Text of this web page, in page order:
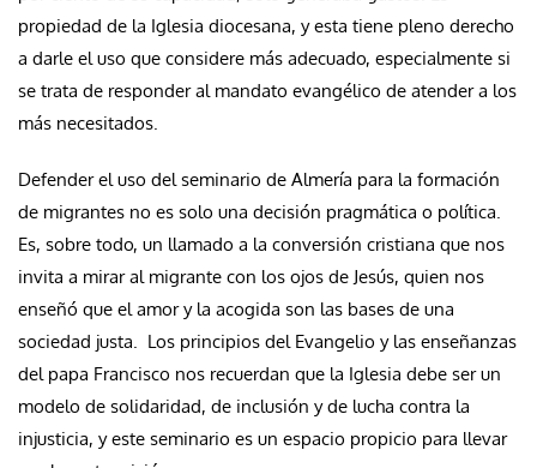
propiedad de la Iglesia diocesana, y esta tiene pleno derecho
a darle el uso que considere más adecuado, especialmente si
se trata de responder al mandato evangélico de atender a los
más necesitados.
Defender el uso del seminario de Almería para la formación
de migrantes no es solo una decisión pragmática o política.
Es, sobre todo, un llamado a la conversión cristiana que nos
invita a mirar al migrante con los ojos de Jesús, quien nos
enseñó que el amor y la acogida son las bases de una
sociedad justa. Los principios del Evangelio y las enseñanzas
del papa Francisco nos recuerdan que la Iglesia debe ser un
modelo de solidaridad, de inclusión y de lucha contra la
injusticia, y este seminario es un espacio propicio para llevar